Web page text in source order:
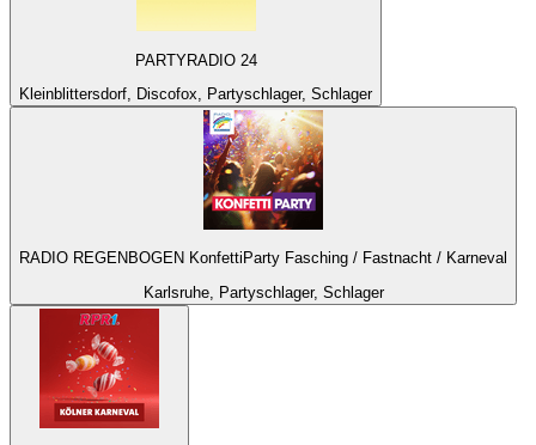
PARTYRADIO 24
Kleinblittersdorf, Discofox, Partyschlager, Schlager
RADIO REGENBOGEN KonfettiParty Fasching / Fastnacht / Karneval
Karlsruhe, Partyschlager, Schlager